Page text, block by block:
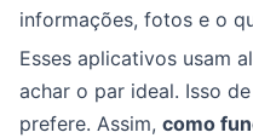
informações, fotos e o
Esses aplicativos usam
achar o par ideal. Isso
prefere. Assim, como